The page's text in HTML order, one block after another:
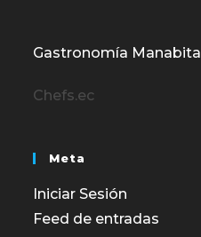
Gastronomía Manabita
Chefs.ec
Meta
Iniciar Sesión
Feed de entradas